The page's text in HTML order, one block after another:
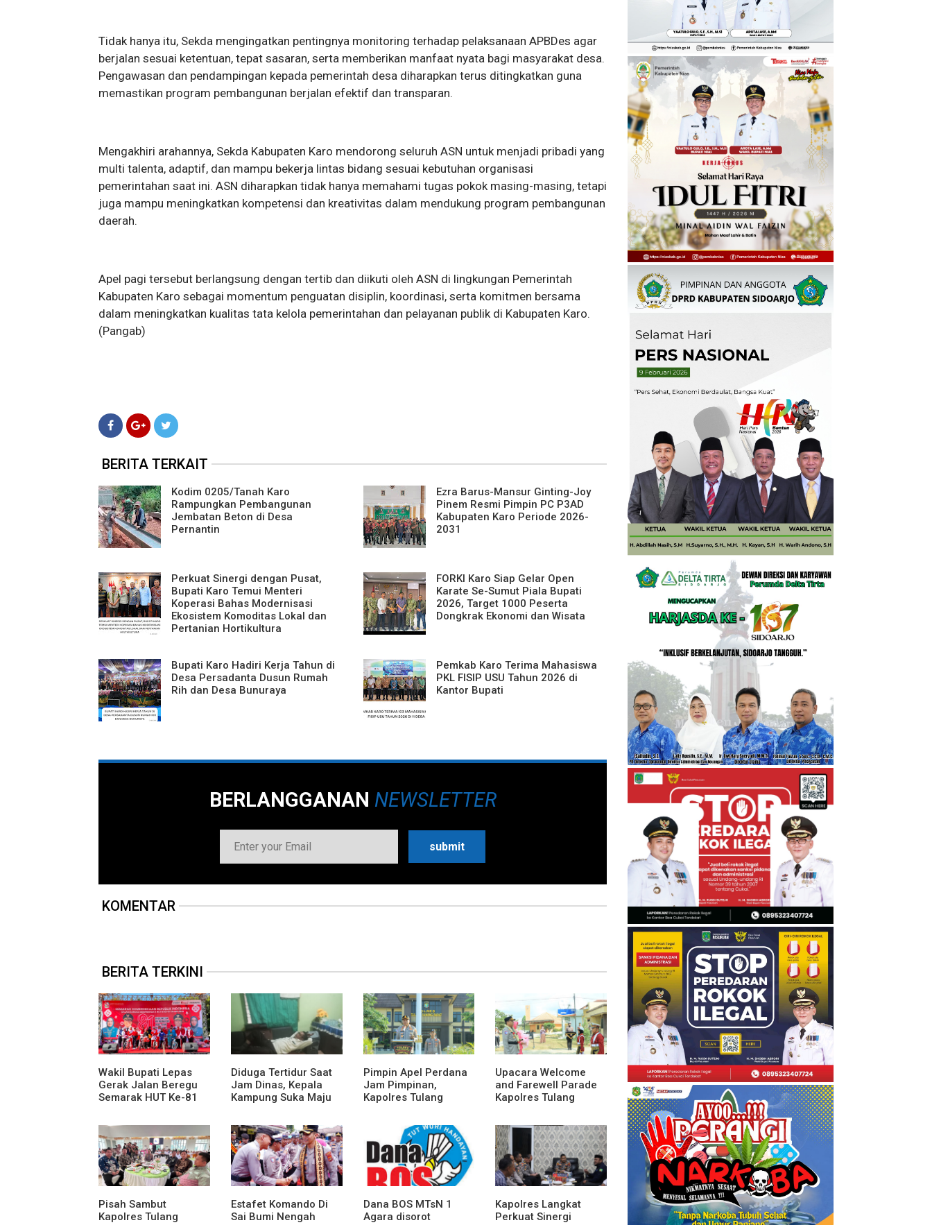
Tidak hanya itu, Sekda mengingatkan pentingnya monitoring terhadap pelaksanaan APBDes agar
berjalan sesuai ketentuan, tepat sasaran, serta memberikan manfaat nyata bagi masyarakat desa.
Pengawasan dan pendampingan kepada pemerintah desa diharapkan terus ditingkatkan guna
memastikan program pembangunan berjalan efektif dan transparan.
Mengakhiri arahannya, Sekda Kabupaten Karo mendorong seluruh ASN untuk menjadi pribadi yang
multi talenta, adaptif, dan mampu bekerja lintas bidang sesuai kebutuhan organisasi
pemerintahan saat ini. ASN diharapkan tidak hanya memahami tugas pokok masing-masing, tetapi
juga mampu meningkatkan kompetensi dan kreativitas dalam mendukung program pembangunan
daerah.
Apel pagi tersebut berlangsung dengan tertib dan diikuti oleh ASN di lingkungan Pemerintah
Kabupaten Karo sebagai momentum penguatan disiplin, koordinasi, serta komitmen bersama
dalam meningkatkan kualitas tata kelola pemerintahan dan pelayanan publik di Kabupaten Karo.
(Pangab)
BERITA TERKAIT
Kodim 0205/Tanah Karo
Rampungkan Pembangunan
Jembatan Beton di Desa
Pernantin
Ezra Barus-Mansur Ginting-Joy
Pinem Resmi Pimpin PC P3AD
Kabupaten Karo Periode 2026-
2031
Perkuat Sinergi dengan Pusat,
Bupati Karo Temui Menteri
Koperasi Bahas Modernisasi
Ekosistem Komoditas Lokal dan
Pertanian Hortikultura
FORKI Karo Siap Gelar Open
Karate Se-Sumut Piala Bupati
2026, Target 1000 Peserta
Dongkrak Ekonomi dan Wisata
Bupati Karo Hadiri Kerja Tahun di
Desa Persadanta Dusun Rumah
Rih dan Desa Bunuraya
Pemkab Karo Terima Mahasiswa
PKL FISIP USU Tahun 2026 di
Kantor Bupati
BERLANGGANAN NEWSLETTER
KOMENTAR
BERITA TERKINI
Wakil Bupati Lepas
Gerak Jalan Beregu
Semarak HUT Ke-81
Diduga Tertidur Saat
Jam Dinas, Kepala
Kampung Suka Maju
Pimpin Apel Perdana
Jam Pimpinan,
Kapolres Tulang
Penekanan Pada
Personil
Upacara Welcome
and Farewell Parade
Kapolres Tulang
Pisah Sambut
Kapolres Tulang
Estafet Komando Di
Sai Bumi Nengah
Dana BOS MTsN 1
Agara disorot
Kapolres Langkat
Perkuat Sinergi